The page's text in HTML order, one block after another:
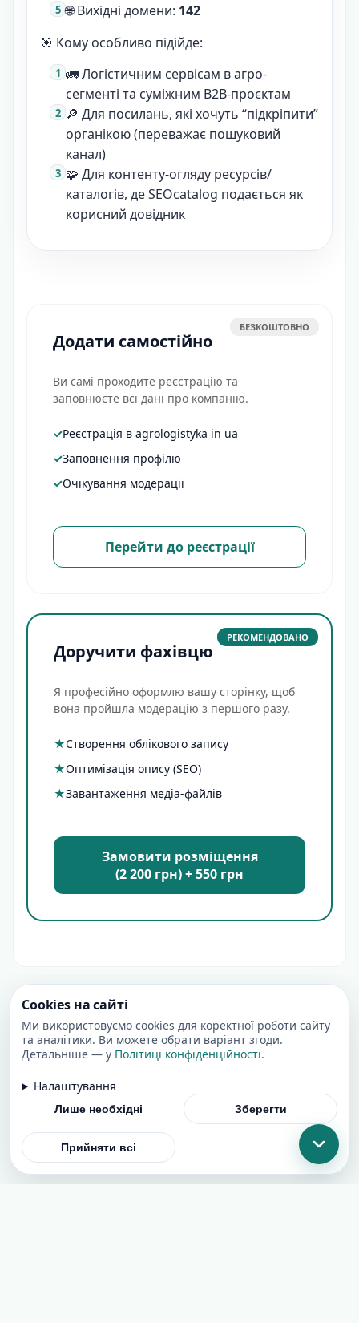
🌐 Вихідні домени: 142
🎯 Кому особливо підійде:
🚛 Логістичним сервісам в агро-
сегменті та суміжним B2B-проєктам
🔎 Для посилань, які хочуть “підкріпити”
органікою (переважає пошуковий
канал)
🧩 Для контенту-огляду ресурсів/
каталогів, де SEOcatalog подається як
корисний довідник
БЕЗКОШТОВНО
Додати самостійно
Ви самі проходите реєстрацію та
заповнюєте всі дані про компанію.
✓Реєстрація в agrologistyka in ua
✓Заповнення профілю
✓Очікування модерації
Перейти до реєстрації
РЕКОМЕНДОВАНО
Доручити фахівцю
Я професійно оформлю вашу сторінку, щоб
вона пройшла модерацію з першого разу.
★Створення облікового запису
★Оптимізація опису (SEO)
★Завантаження медіа-файлів
Замовити розміщення
(2 200 грн) + 550 грн
Cookies на сайті
Ми використовуємо cookies для коректної роботи сайту
та аналітики. Ви можете обрати варіант згоди.
Детальніше — у Політиці конфіденційності.
Налаштування
Лише необхідні Зберегти
Прийняти всі